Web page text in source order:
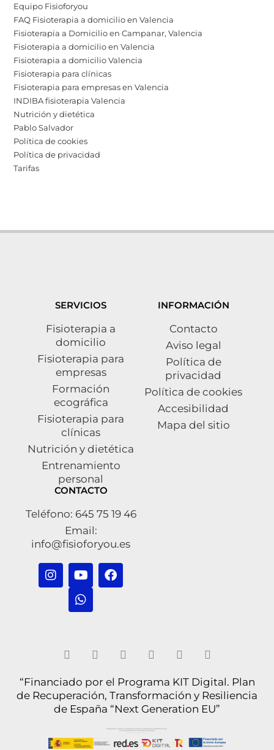
Equipo Fisioforyou
FAQ Fisioterapia a domicilio en Valencia
Fisioterapia a Domicilio en Campanar, Valencia
Fisioterapia a domicilio en Valencia
Fisioterapia a domicilio Valencia
Fisioterapia para clínicas
Fisioterapia para empresas en Valencia
INDIBA fisioterapia Valencia
Nutrición y dietética
Pablo Salvador
Política de cookies
Política de privacidad
Tarifas
SERVICIOS
Fisioterapia a
domicilio
Fisioterapia para
empresas
Formación
ecográfica
Fisioterapia para
clínicas
Nutrición y dietética
Entrenamiento
personal
INFORMACIÓN
Contacto
Aviso legal
Política de
privacidad
Política de cookies
Accesibilidad
Mapa del sitio
CONTACTO
Teléfono: 645 75 19 46
Email:
info@fisioforyou.es
“Financiado por el Programa KIT Digital. Plan
de Recuperación, Transformación y Resiliencia
de España “Next Generation EU”